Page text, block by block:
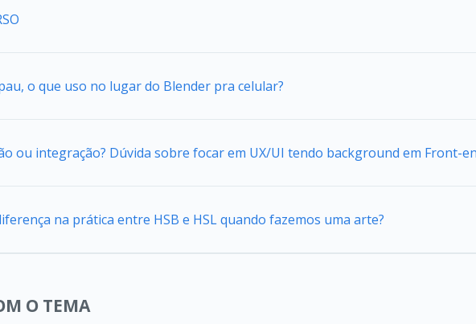
o que uso no lugar do Blender pra celular?
ou integração? Dúvida sobre focar em UX/UI tendo background em Front-
na prática entre HSB e HSL quando fazemos uma arte?
O TEMA